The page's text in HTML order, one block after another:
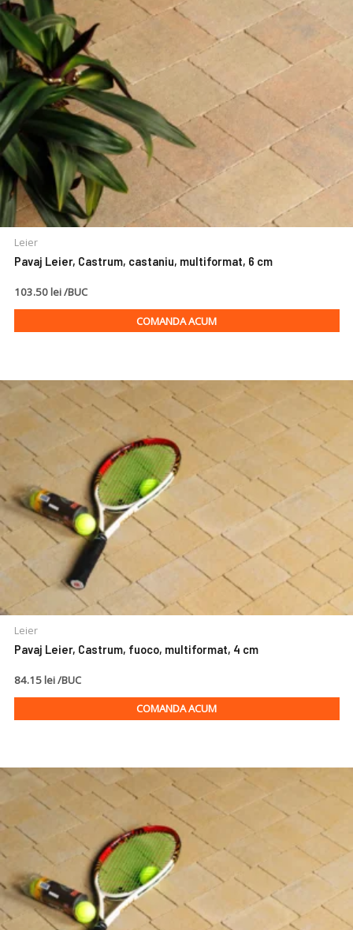
Leier
Pavaj Leier, Castrum, castaniu, multiformat, 6 cm
103.50 lei /BUC
COMANDA ACUM
Leier
Pavaj Leier, Castrum, fuoco, multiformat, 4 cm
84.15 lei /BUC
COMANDA ACUM